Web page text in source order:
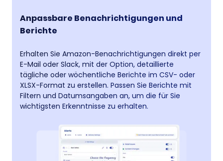
Anpassbare Benachrichtigungen und
Berichte
Erhalten Sie Amazon-Benachrichtigungen direkt per
E-Mail oder Slack, mit der Option, detaillierte
tägliche oder wöchentliche Berichte im CSV- oder
XLSX-Format zu erstellen. Passen Sie Berichte mit
Filtern und Datumsangaben an, um die für Sie
wichtigsten Erkenntnisse zu erhalten.